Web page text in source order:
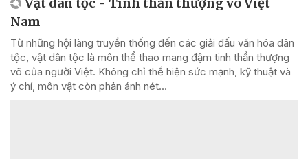
Vật dân tộc - Tinh thần thượng võ Việt
Nam
Từ những hội làng truyền thống đến các giải đấu văn hóa dân
tộc, vật dân tộc là môn thể thao mang đậm tinh thần thượng
võ của người Việt. Không chỉ thể hiện sức mạnh, kỹ thuật và
ý chí, môn vật còn phản ánh nét...